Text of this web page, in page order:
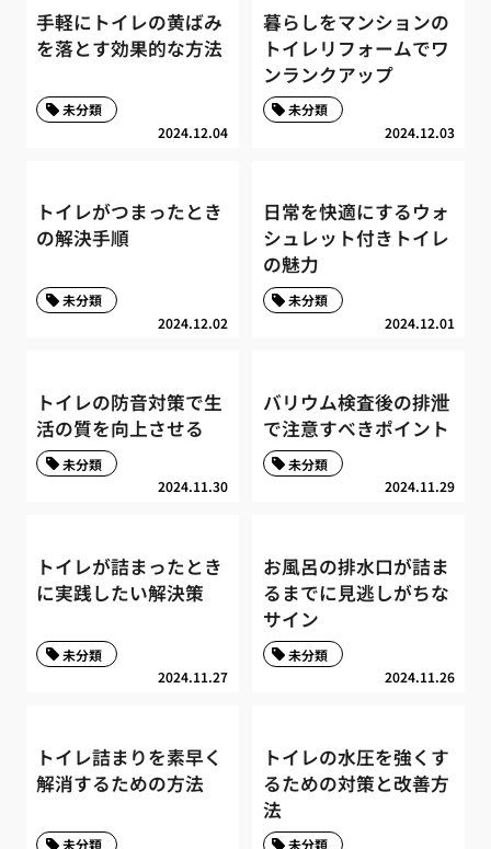
手軽にトイレの黄ばみ
を落とす効果的な方法
2024.12.04
未分類
暮らしをマンションの
トイレリフォームでワ
ンランクアップ
2024.12.03
未分類
トイレがつまったとき
の解決手順
2024.12.02
未分類
日常を快適にするウォ
シュレット付きトイレ
の魅力
2024.12.01
未分類
トイレの防音対策で生
活の質を向上させる
2024.11.30
未分類
バリウム検査後の排泄
で注意すべきポイント
2024.11.29
未分類
トイレが詰まったとき
に実践したい解決策
2024.11.27
未分類
お風呂の排水口が詰ま
るまでに見逃しがちな
サイン
2024.11.26
未分類
トイレ詰まりを素早く
解消するための方法
未分類
トイレの水圧を強くす
るための対策と改善方
法
未分類